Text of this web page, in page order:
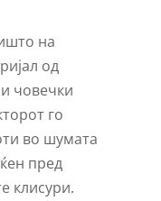
на
од
човечки
го
во шумата
пред
клисури.